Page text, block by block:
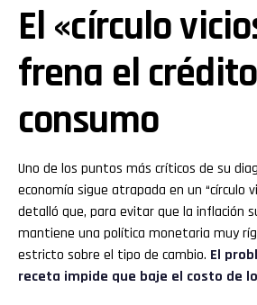
El «círculo
frena el
consumo
Uno de los puntos más críticos de su
economía sigue atrapada en un “círculo
detalló que, para evitar que la inflación
mantiene una política monetaria muy
estricto sobre el tipo de cambio. El
receta impide que baje el costo de